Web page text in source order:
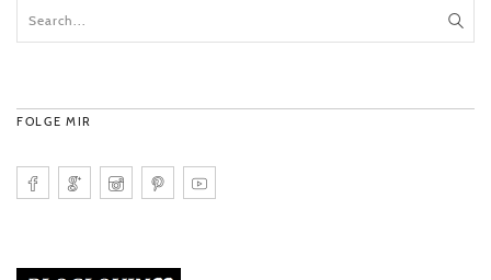
FOLGE MIR